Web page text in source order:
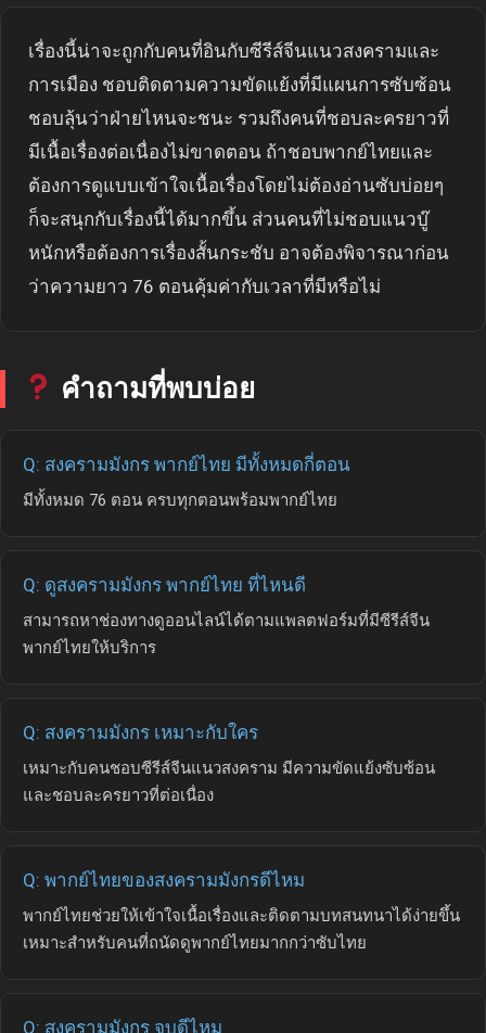
เรื่องนี้น่าจะถูกกับคนที่อินกับซีรีส์จีนแนวสงครามและ
การเมือง ชอบติดตามความขัดแย้งที่มีแผนการซับซ้อน
ชอบลุ้นว่าฝ่ายไหนจะชนะ รวมถึงคนที่ชอบละครยาวที่
มีเนื้อเรื่องต่อเนื่องไม่ขาดตอน ถ้าชอบพากย์ไทยและ
ต้องการดูแบบเข้าใจเนื้อเรื่องโดยไม่ต้องอ่านซับบ่อยๆ
ก็จะสนุกกับเรื่องนี้ได้มากขึ้น ส่วนคนที่ไม่ชอบแนวบู๊
หนักหรือต้องการเรื่องสั้นกระชับ อาจต้องพิจารณาก่อน
ว่าความยาว 76 ตอนคุ้มค่ากับเวลาที่มีหรือไม่
คำถามที่พบบ่อย
Q: สงครามมังกร พากย์ไทย มีทั้งหมดกี่ตอน
มีทั้งหมด 76 ตอน ครบทุกตอนพร้อมพากย์ไทย
Q: ดูสงครามมังกร พากย์ไทย ที่ไหนดี
สามารถหาช่องทางดูออนไลน์ได้ตามแพลตฟอร์มที่มีซีรีส์จีน
พากย์ไทยให้บริการ
Q: สงครามมังกร เหมาะกับใคร
เหมาะกับคนชอบซีรีส์จีนแนวสงคราม มีความขัดแย้งซับซ้อน
และชอบละครยาวที่ต่อเนื่อง
Q: พากย์ไทยของสงครามมังกรดีไหม
พากย์ไทยช่วยให้เข้าใจเนื้อเรื่องและติดตามบทสนทนาได้ง่ายขึ้น
เหมาะสำหรับคนที่ถนัดดูพากย์ไทยมากกว่าซับไทย
Q: สงครามมังกร จบดีไหม